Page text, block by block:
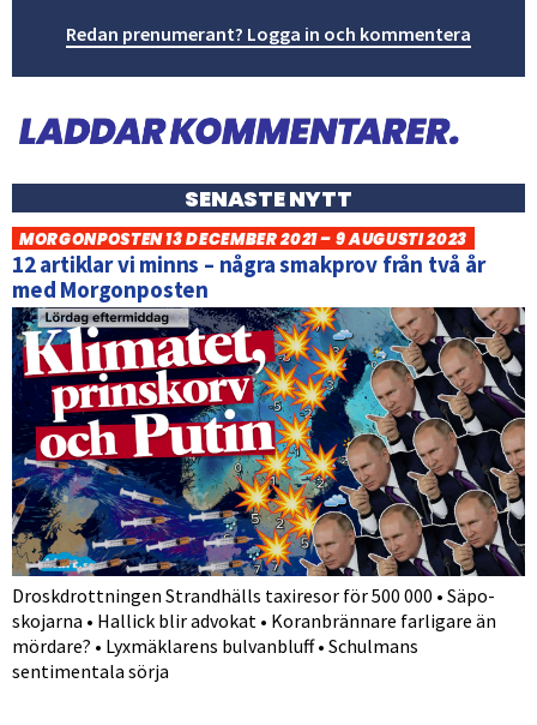
Redan prenumerant? Logga in och kommentera
SENASTE NYTT
MORGONPOSTEN 13 DECEMBER 2021 – 9 AUGUSTI 2023
12 artiklar vi minns – några smakprov från två år
med Morgonposten
Droskdrottningen Strandhälls taxiresor för 500 000 • Säpo-
skojarna • Hallick blir advokat • Koranbrännare farligare än
mördare? • Lyxmäklarens bulvanbluff • Schulmans
sentimentala sörja